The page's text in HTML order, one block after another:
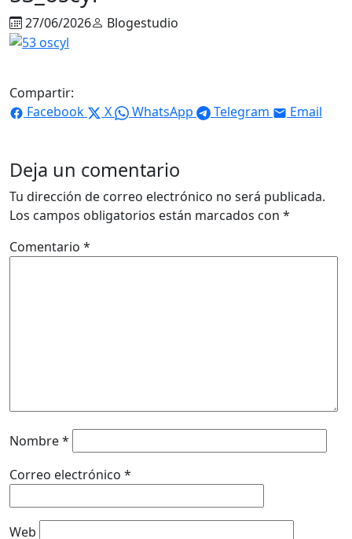
27/06/2026 Blogestudio
Compartir:
Facebook
X WhatsApp Telegram Email
Deja un comentario
Tu dirección de correo electrónico no será publicada.
Los campos obligatorios están marcados con *
Comentario *
Nombre*
Correo electrónico *
Web